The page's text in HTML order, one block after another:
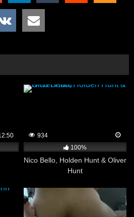
934
100%
Nico Bello, Holden Hunt & Oliver
Hunt